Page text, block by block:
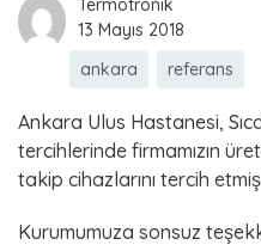
i
k
e
t
Termotronik
13 Mayıs 2018
ankara
referans
Ankara Ulus Hastanesi,
tercihlerinde firmamızın
takip cihazlarını tercih
Kurumumuza sonsuz